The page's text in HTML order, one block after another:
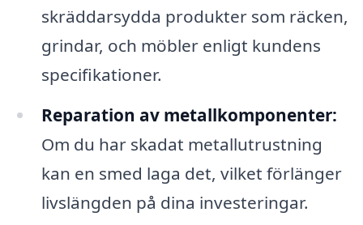
skräddarsydda produkter som räcken,
grindar, och möbler enligt kundens
specifikationer.
Reparation av metallkomponenter:
Om du har skadat metallutrustning
kan en smed laga det, vilket förlänger
livslängden på dina investeringar.